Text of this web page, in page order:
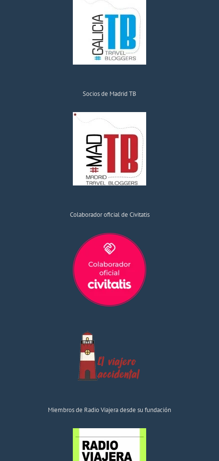
Socios de Madrid TB
Colaborador oficial de Civitatis
Miembros de Radio Viajera desde su fundación